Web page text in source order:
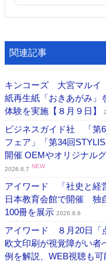
関連記事
キンコーズ 大宮マルイ
紙再生紙「おきあがみ」
体験を実施【８月９日】
ビジネスガイド社 「第
フェア」「第34回
開催 OEMやオリジナル
2026.8.7 NEW
アイワード 「社史と経
日本教育会館で開催 独
100冊を展示 2026.8.6
アイワード ８月20日「
欧文印刷が視覚障がい者
例を解説、WEB視聴も可